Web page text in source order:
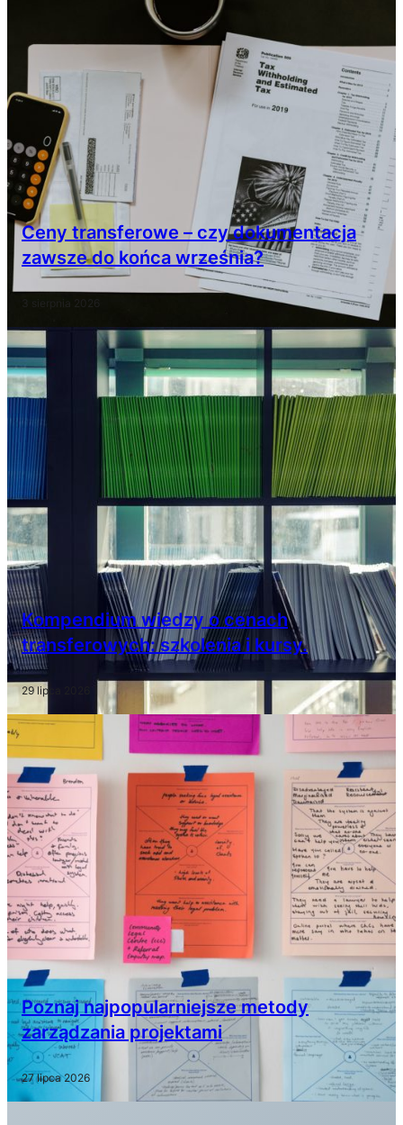
Ceny transferowe – czy dokumentacja
zawsze do końca września?
3 sierpnia 2026
Kompendium wiedzy o cenach
transferowych: szkolenia i kursy.
29 lipca 2026
Poznaj najpopularniejsze metody
zarządzania projektami
27 lipca 2026